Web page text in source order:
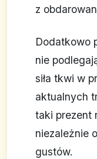
z
Dodatkowo
nie
siła tkwi w
aktualnych
taki prezent
niezależnie
gustów.